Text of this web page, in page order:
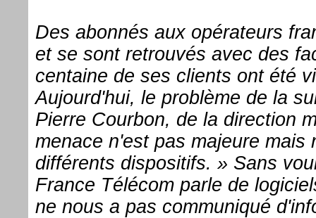
Des abonnés aux opérateurs
et se sont retrouvés avec des
centaine de ses clients ont été
Aujourd'hui, le problème de la
Pierre Courbon, de la direction
menace n'est pas majeure
différents dispositifs. » Sans
France Télécom parle de
ne nous a pas communiqué